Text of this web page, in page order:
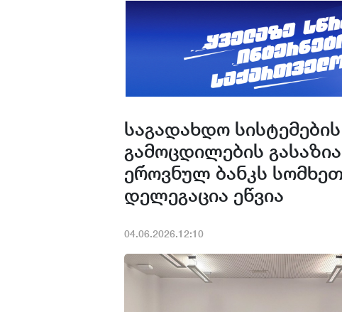
საგადახდო
გამოცდილების
ეროვნულ ბანკს
დელეგაცია ეწვია
04.06.2026.12:10